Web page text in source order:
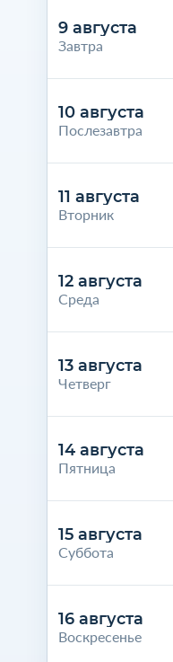
9 августа
Завтра
10 августа
Послезавтра
11 августа
Вторник
12 августа
Среда
13 августа
Четверг
14 августа
Пятница
15 августа
Суббота
16 августа
Воскресенье